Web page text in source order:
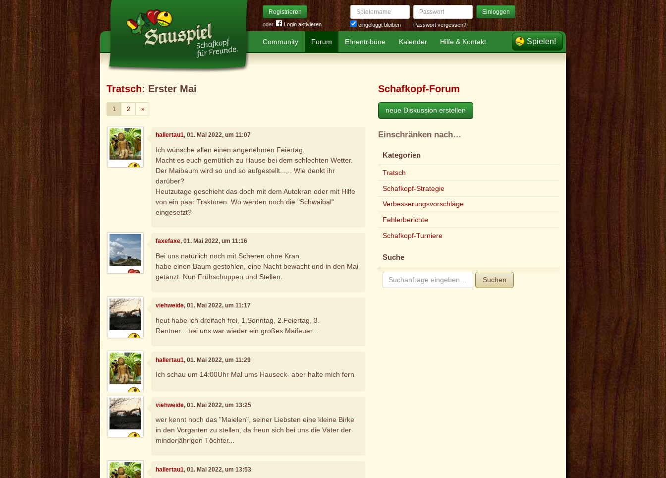
Registrieren
oder Login aktivieren
Spielername
eingeloggt bleiben
Passwort Einloggen
Passwort vergessen?
Community Forum Ehrentribüne Kalender Hilfe & Kontakt Spielen!
Tratsch: Erster Mai
1 2 »Weiter
hallertau1, 01. Mai 2022, um 11:07
Ich wünsche allen einen angenehmen Feiertag.
Macht es euch gemütlich zu Hause bei dem schlechten Wetter.
Der Maibaum wird so und so aufgestellt...,.. Wie denkt ihr
darüber?
Heutzutage geschieht das doch mit dem Autokran oder mit Hilfe
von ein paar Traktoren. Wo werden noch die "Schwaibal"
eingesetzt?
faxefaxe, 01. Mai 2022, um 11:16
Bei uns natürlich noch mit Scheren ohne Kran.
habe einen Baum gestohlen, eine Nacht bewacht und in den Mai
getanzt. Nun Frühschoppen und Stellen.
viehweide, 01. Mai 2022, um 11:17
heut habe ich dreifach frei, 1.Sonntag, 2.Feiertag, 3.
Rentner....bei uns war wieder ein großes Maifeuer...
hallertau1, 01. Mai 2022, um 11:29
Ich schau um 14:00Uhr Mal ums Hauseck- aber halte mich fern
viehweide, 01. Mai 2022, um 13:25
wer kennt noch das "Maielen", seiner Liebsten eine kleine Birke
in den Vorgarten zu stellen, da freun sich bei uns die Väter der
minderjährigen Töchter...
hallertau1, 01. Mai 2022, um 13:53
Schafkopf-Forum
neue Diskussion erstellen
Einschränken nach…
Kategorien
Tratsch
Schafkopf-Strategie
Verbesserungsvorschläge
Fehlerberichte
Schafkopf-Turniere
Suche
Suchen